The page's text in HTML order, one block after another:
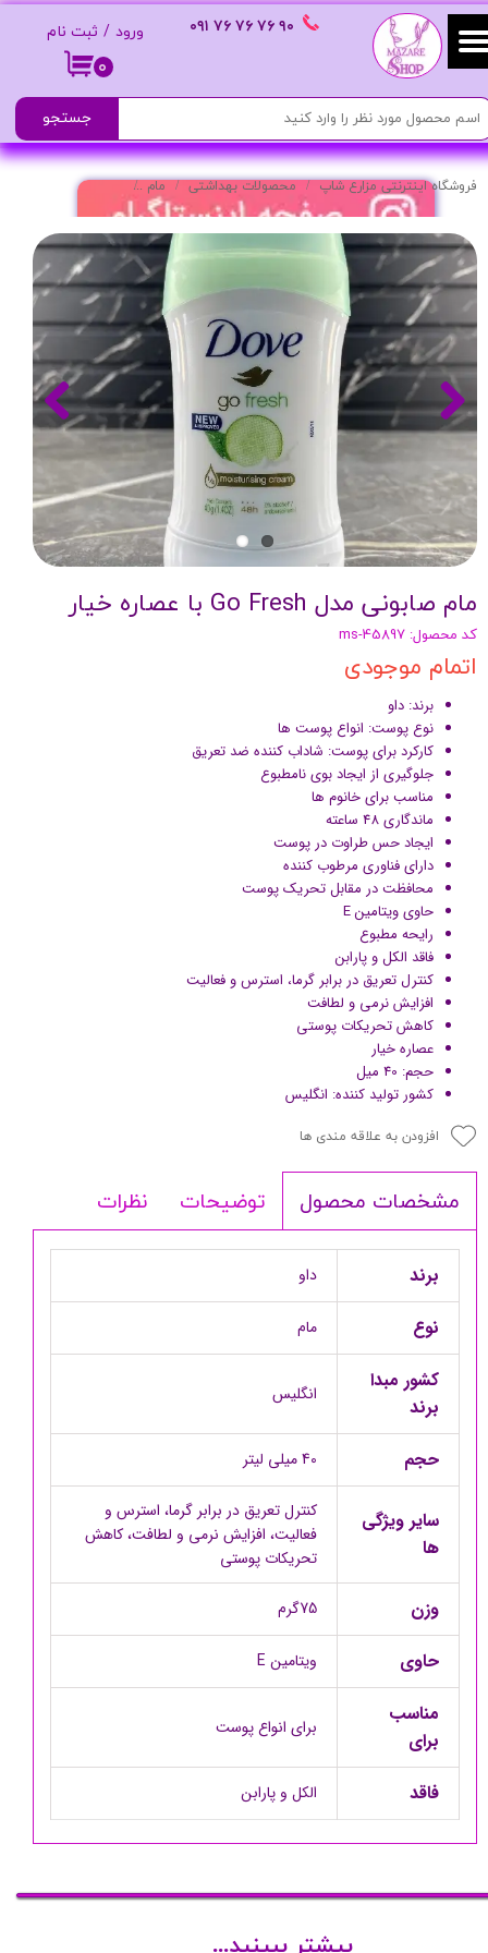
۰
ورود / ثبت نام
حساب کاربری من
تغییر گذر واژه
سفارشات
خروج از حساب کاربری
٩٠ ٧۶ ٧۶ ٧۶ ٠٩١
جستجو
فروشگاه اینترنتی مزارع شاپ محصولات بهداشتی مام مام صابونی مدل Go Fresh با عصاره خیار
مام صابونی مدل Go Fresh با عصاره خیار
کد محصول: ms-45897
اتمام موجودی
برند: داو
نوع پوست: انواع پوست ها
کارکرد برای پوست: شاداب کننده ضد تعریق
جلوگیری از ایجاد بوی نامطبوع
مناسب برای خانوم ها
ماندگاری 48 ساعته
ایجاد حس طراوت در پوست
دارای فناوری مرطوب کننده
محافظت در مقابل تحریک پوست
حاوی ویتامین E
رایحه مطبوع
فاقد الکل و پارابن
کنترل تعریق در برابر گرما، استرس و فعالیت
افزایش نرمی و لطافت
کاهش تحریکات پوستی
عصاره خیار
حجم: 40 میل
کشور تولید کننده: انگلیس
افزودن به علاقه مندی ها
مشخصات محصول توضیحات نظرات
برند داو
نوع مام
کشور مبدا
برند
انگلیس
حجم 40 میلی لیتر
سایر ویژگی
ها
کنترل تعریق در برابر گرما، استرس و
فعالیت، افزایش نرمی و لطافت، کاهش
تحریکات پوستی
وزن 75گرم
حاوی ویتامین E
مناسب
برای
برای انواع پوست
فاقد الکل و پارابن
بیشتر ببینید...